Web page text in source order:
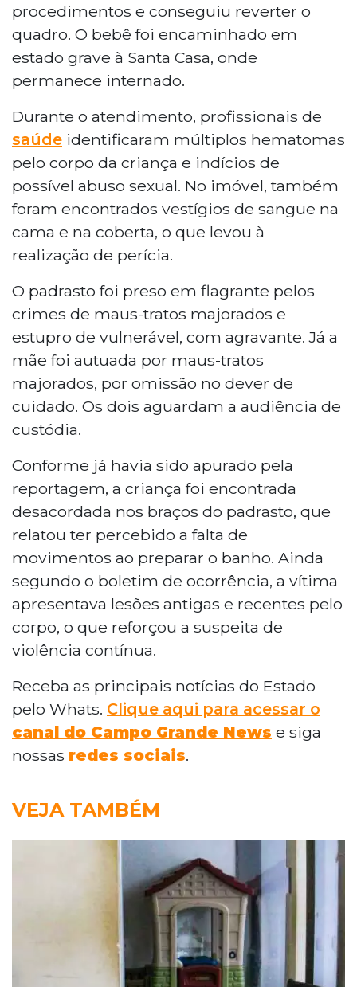
procedimentos e conseguiu reverter o
quadro. O bebê foi encaminhado em
estado grave à Santa Casa, onde
permanece internado.
Durante o atendimento, profissionais de
saúde identificaram múltiplos hematomas
pelo corpo da criança e indícios de
possível abuso sexual. No imóvel, também
foram encontrados vestígios de sangue na
cama e na coberta, o que levou à
realização de perícia.
O padrasto foi preso em flagrante pelos
crimes de maus-tratos majorados e
estupro de vulnerável, com agravante. Já a
mãe foi autuada por maus-tratos
majorados, por omissão no dever de
cuidado. Os dois aguardam a audiência de
custódia.
Conforme já havia sido apurado pela
reportagem, a criança foi encontrada
desacordada nos braços do padrasto, que
relatou ter percebido a falta de
movimentos ao preparar o banho. Ainda
segundo o boletim de ocorrência, a vítima
apresentava lesões antigas e recentes pelo
corpo, o que reforçou a suspeita de
violência contínua.
Receba as principais notícias do Estado
pelo Whats. Clique aqui para acessar o
canal do Campo Grande News e siga
nossas redes sociais.
VEJA TAMBÉM